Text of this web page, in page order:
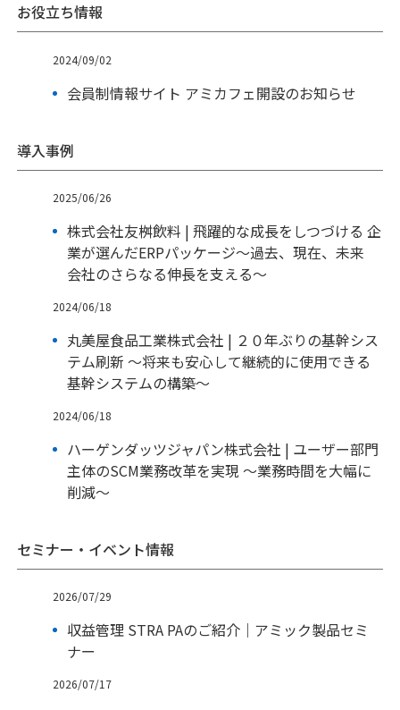
お役立ち情報
2024/09/02
会員制情報サイト アミカフェ開設のお知らせ
導入事例
2025/06/26
株式会社友桝飲料 | 飛躍的な成長をしつづける 企
業が選んだERPパッケージ～過去、現在、未来
会社のさらなる伸長を支える～
2024/06/18
丸美屋食品工業株式会社 | ２０年ぶりの基幹シス
テム刷新 ～将来も安心して継続的に使用できる
基幹システムの構築～
2024/06/18
ハーゲンダッツジャパン株式会社 | ユーザー部門
主体のSCM業務改革を実現 ～業務時間を大幅に
削減～
セミナー・イベント情報
2026/07/29
収益管理 STRA PAのご紹介｜アミック製品セミ
ナー
2026/07/17